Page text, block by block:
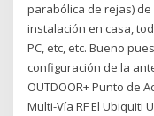
parabólica de rejas) de
instalación en casa,
PC, etc, etc. Bueno
configuración de la
OUTDOOR+ Punto de
Multi-Vía RF El Ubiquiti